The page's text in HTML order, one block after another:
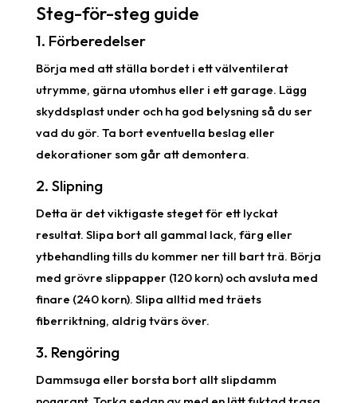
Steg-för-steg guide
1. Förberedelser
Börja med att ställa bordet i ett välventilerat
utrymme, gärna utomhus eller i ett garage. Lägg
skyddsplast under och ha god belysning så du ser
vad du gör. Ta bort eventuella beslag eller
dekorationer som går att demontera.
2. Slipning
Detta är det viktigaste steget för ett lyckat
resultat. Slipa bort all gammal lack, färg eller
ytbehandling tills du kommer ner till bart trä. Börja
med grövre slippapper (120 korn) och avsluta med
finare (240 korn). Slipa alltid med träets
fiberriktning, aldrig tvärs över.
3. Rengöring
Dammsuga eller borsta bort allt slipdamm